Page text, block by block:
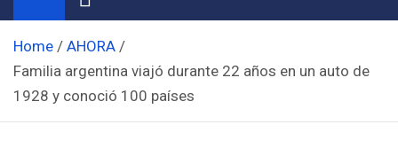
Home
AHORA
Familia argentina viajó durante 22 años en un auto de
1928 y conoció 100 países